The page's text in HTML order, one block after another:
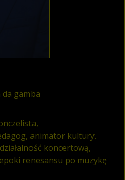
da gamba
animator kultury.
koncertową,
renesansu po muzykę